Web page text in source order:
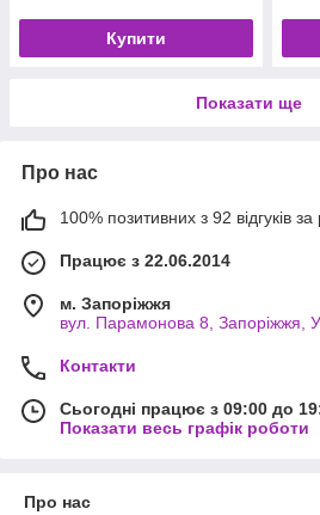
Купити
Показати ще
Про нас
100% позитивних з 92 відгуків за
Працює з 22.06.2014
м. Запоріжжя
вул. Парамонова 8, Запоріжжя,
Контакти
Сьогодні працює з 09:00 до
Показати весь графік роботи
Про нас